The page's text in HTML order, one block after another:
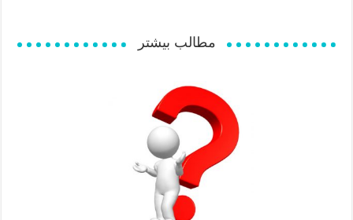
مطالب بیشتر